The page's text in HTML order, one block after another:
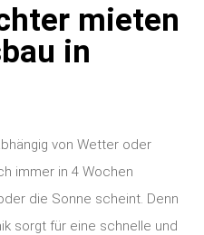
mieten
in
von Wetter oder
immer in 4 Wochen
die Sonne scheint. Denn
sorgt für eine schnelle und